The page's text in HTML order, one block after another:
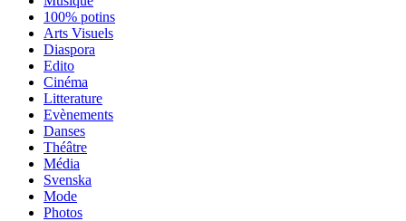
100% potins
Arts Visuels
Diaspora
Edito
Cinéma
Litterature
Evènements
Danses
Théâtre
Média
Svenska
Mode
Photos